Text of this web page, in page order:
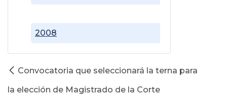
2008
Convocatoria que seleccionará la terna para
la elección de Magistrado de la Corte